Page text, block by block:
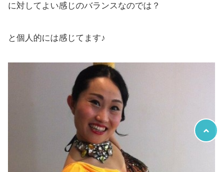
に対してよい感じのバランスなのでは？
と個人的には感じてます♪